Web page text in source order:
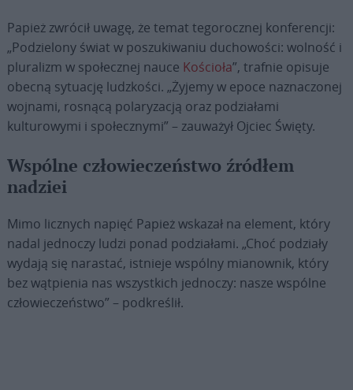
Papież zwrócił uwagę, że temat tegorocznej konferencji:
„Podzielony świat w poszukiwaniu duchowości: wolność i
pluralizm w społecznej nauce Kościoła”, trafnie opisuje
obecną sytuację ludzkości. „Żyjemy w epoce naznaczonej
wojnami, rosnącą polaryzacją oraz podziałami
kulturowymi i społecznymi” – zauważył Ojciec Święty.
Wspólne człowieczeństwo źródłem
nadziei
Mimo licznych napięć Papież wskazał na element, który
nadal jednoczy ludzi ponad podziałami. „Choć podziały
wydają się narastać, istnieje wspólny mianownik, który
bez wątpienia nas wszystkich jednoczy: nasze wspólne
człowieczeństwo” – podkreślił.